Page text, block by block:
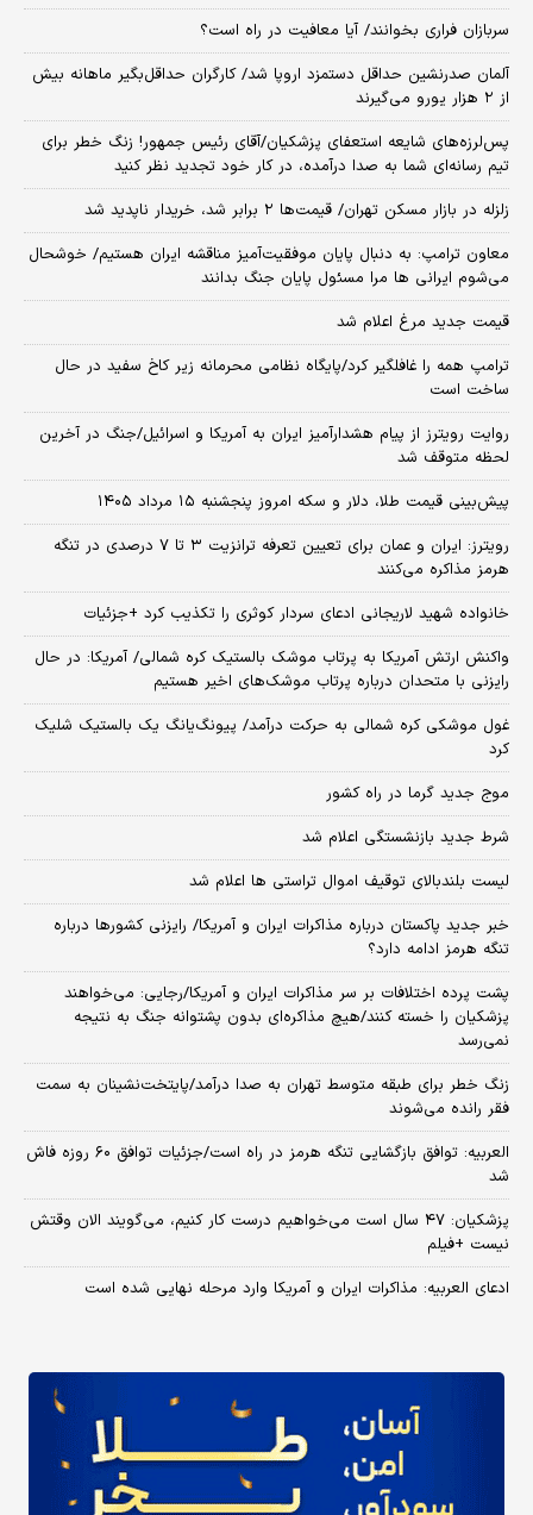
سربازان فراری بخوانند/ آیا معافیت در راه است؟
آلمان صدرنشین حداقل دستمزد اروپا شد/ کارگران حداقل‌بگیر ماهانه بیش
از ۲ هزار یورو می‌گیرند
پس‌لرزه‌های شایعه استعفای پزشکیان/آقای رئیس جمهور! زنگ خطر برای
تیم رسانه‌ای شما به صدا درآمده، در کار خود تجدید نظر کنید
زلزله در بازار مسکن تهران/ قیمت‌ها ۲ برابر شد، خریدار ناپدید شد
معاون ترامپ: به دنبال پایان موفقیت‌آمیز مناقشه ایران هستیم/ خوشحال
می‌شوم ایرانی ها مرا مسئول پایان جنگ بدانند
قیمت جدید مرغ اعلام شد
ترامپ همه را غافلگیر کرد/پایگاه نظامی محرمانه زیر کاخ سفید در حال
ساخت است
روایت رویترز از پیام هشدارآمیز ایران به آمریکا و اسرائیل/جنگ در آخرین
لحظه متوقف شد
پیش‌بینی قیمت طلا، دلار و سکه امروز پنجشنبه ۱۵ مرداد ۱۴۰۵
رویترز: ایران و عمان برای تعیین تعرفه ترانزیت ۳ تا ۷ درصدی در تنگه
هرمز مذاکره می‌کنند
خانواده شهید لاریجانی ادعای سردار کوثری را تکذیب کرد +جزئیات
واکنش ارتش آمریکا به پرتاب موشک بالستیک کره شمالی/ آمریکا: در حال
رایزنی با متحدان درباره پرتاب موشک‌های اخیر هستیم
غول موشکی کره شمالی به حرکت درآمد/ پیونگ‌یانگ یک بالستیک شلیک
کرد
موج جدید گرما در راه کشور
شرط جدید بازنشستگی اعلام شد
لیست بلندبالای توقیف اموال تراستی ها اعلام شد
خبر جدید پاکستان درباره مذاکرات ایران و آمریکا/ رایزنی کشورها درباره
تنگه هرمز ادامه دارد؟
پشت پرده اختلافات بر سر مذاکرات ایران و آمریکا/رجایی: می‌خواهند
پزشکیان را خسته کنند/هیچ مذاکره‌ای بدون پشتوانه جنگ به نتیجه
نمی‌رسد
زنگ خطر برای طبقه متوسط تهران به صدا درآمد/پایتخت‌نشینان به سمت
فقر رانده می‌شوند
العربیه: توافق بازگشایی تنگه هرمز در راه است/جزئیات توافق ۶۰ روزه فاش
شد
پزشکیان: ۴۷ سال است می‌خواهیم درست کار کنیم، می‌گویند الان وقتش
نیست +فیلم
ادعای العربیه: مذاکرات ایران و آمریکا وارد مرحله نهایی شده است